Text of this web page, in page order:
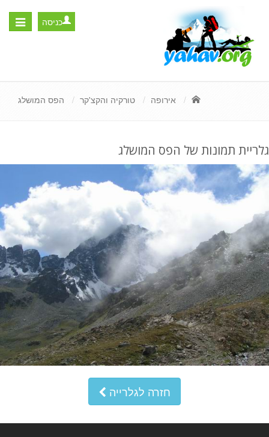
Toggle
כניסה
אירופה טורקיה והקצ'קר הפס המושלג
גלריית תמונות של הפס המושלג
חזרה לגלרייה